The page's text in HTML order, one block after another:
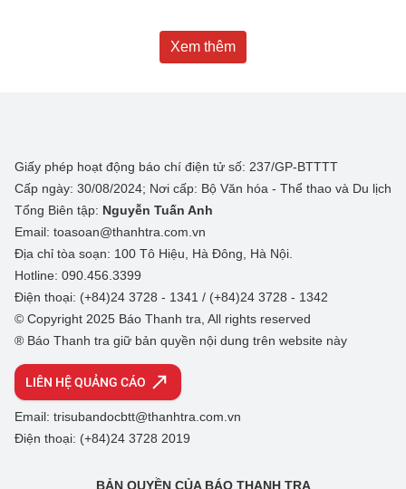
Xem thêm
Giấy phép hoạt động báo chí điện tử số: 237/GP-BTTTT
Cấp ngày: 30/08/2024; Nơi cấp: Bộ Văn hóa - Thể thao và Du lịch
Tổng Biên tập: Nguyễn Tuấn Anh
Email: toasoan@thanhtra.com.vn
Địa chỉ tòa soạn: 100 Tô Hiệu, Hà Đông, Hà Nội.
Hotline: 090.456.3399
Điện thoại: (+84)24 3728 - 1341 / (+84)24 3728 - 1342
© Copyright 2025 Báo Thanh tra, All rights reserved
® Báo Thanh tra giữ bản quyền nội dung trên website này
LIÊN HỆ QUẢNG CÁO
Email: trisubandocbtt@thanhtra.com.vn
Điện thoại: (+84)24 3728 2019
BẢN QUYỀN CỦA BÁO THANH TRA